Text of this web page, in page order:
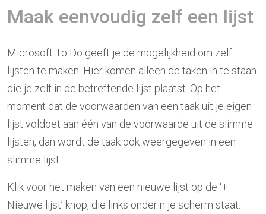
Maak eenvoudig zelf een lijst
Microsoft To Do geeft je de mogelijkheid om zelf
lijsten te maken. Hier komen alleen de taken in te staan
die je zelf in de betreffende lijst plaatst. Op het
moment dat de voorwaarden van een taak uit je eigen
lijst voldoet aan één van de voorwaarde uit de slimme
lijsten, dan wordt de taak ook weergegeven in een
slimme lijst.
Klik voor het maken van een nieuwe lijst op de ‘+
Nieuwe lijst’ knop, die links onderin je scherm staat.